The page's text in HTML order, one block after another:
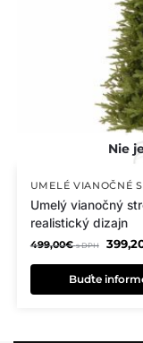
UMELÉ VIANOČNÉ
Umelý vianočný
realistický dizajn
499,00€ s DPH
Buďte